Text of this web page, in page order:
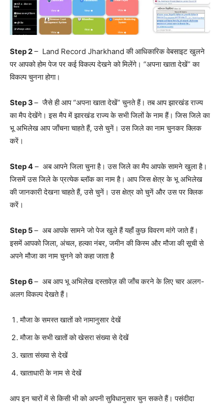
Step 2 – Land Record Jharkhand की आधिकारिक वेबसाइट खुलने
पर आपको होम पेज पर कई विकल्प देखने को मिलेंगे। “अपना खाता देखें” का
विकल्प चुनना होगा।
Step 3 – जैसे ही आप “अपना खाता देखें” चुनते हैं। तब आप झारखंड राज्य
का मैप देखेंगे। इस मैप में झारखंड राज्य के सभी जिलों के नाम हैं। जिस जिले का
भू अभिलेख आप जाँचना चाहते हैं, उसे चुनें। उस जिले का नाम चुनकर क्लिक
करें।
Step 4 – अब आपने जिला चुना है। उस जिले का मैप आपके सामने खुला है।
जिसमें उस जिले के प्रत्येक ब्लॉक का नाम है। आप जिस क्षेत्र के भू अभिलेख
की जानकारी देखना चाहते हैं, उसे चुनें। उस क्षेत्र को चुनें और उस पर क्लिक
करें।
Step 5 – अब आपके सामने जो पेज खुले हैं यहाँ कुछ विवरण मांगे जाते हैं।
इसमें आपको जिला, अंचल, हल्का नंबर, जमीन की किस्म और मौजा की सूची से
अपने मौजा का नाम चुनने को कहा जाता है
Step 6 – अब आप भू अभिलेख दस्तावेज़ की जाँच करने के लिए चार अलग-
अलग विकल्प देखते हैं।
मौजा के समस्त खातों को नामानुसार देखें
मौजा के सभी खातों को खेसरा संख्या से देखें
खाता संख्या से देखें
खाताधारी के नाम से देखें
आप इन चारों में से किसी भी को अपनी सुविधानुसार चुन सकते हैं। पसंदीदा